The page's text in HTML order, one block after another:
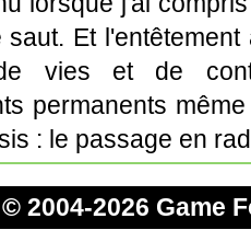
saut. Et
vies et de
permanents
: le passage en
© 2004-2026 Game